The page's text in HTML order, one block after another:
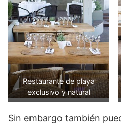
Restaurante de playa
exclusivo y natural
Sin embargo también